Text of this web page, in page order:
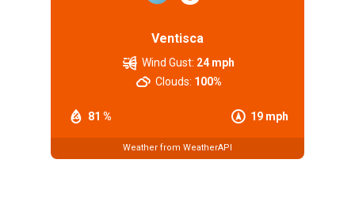
Ventisca
81 % 19 mph
Wind Gust: 24 mph
Clouds: 100%
Weather from WeatherAPI